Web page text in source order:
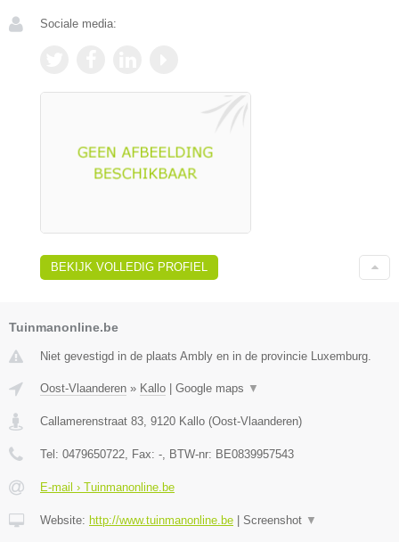
Sociale media:
BEKIJK VOLLEDIG PROFIEL
Tuinmanonline.be
Niet gevestigd in de plaats Ambly en in de provincie Luxemburg.
Oost-Vlaanderen » Kallo Google maps ▼
Callamerenstraat 83 9120 Kallo (Oost-Vlaanderen)
Tel: 0479650722 , Fax: - , BTW-nr: BE0839957543
E-mail › Tuinmanonline.be
Website: http://www.tuinmanonline.be Screenshot ▼